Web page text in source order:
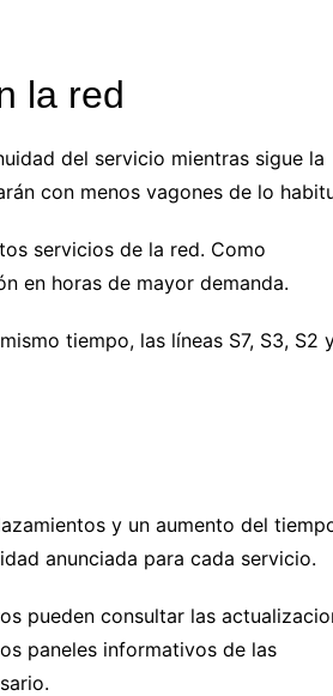
la red
del servicio mientras sigue la
con menos vagones de lo
servicios de la red. Como
en horas de mayor demanda.
tiempo, las líneas S7, S3, S2
y un aumento del
anunciada para cada servicio.
pueden consultar las
paneles informativos de las